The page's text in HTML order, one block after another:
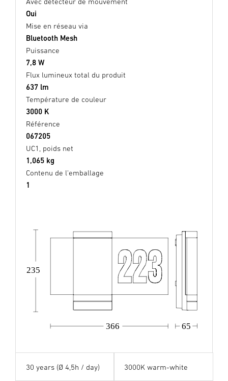
Oui
Mise en réseau via
Bluetooth Mesh
Puissance
7,8 W
Flux lumineux total du produit
637 lm
Température de couleur
3000 K
Référence
067205
UC1, poids net
1,065 kg
Contenu de l'emballage
1
235
366 65
30 years (Ø 4,5h / day) 3000K warm-white